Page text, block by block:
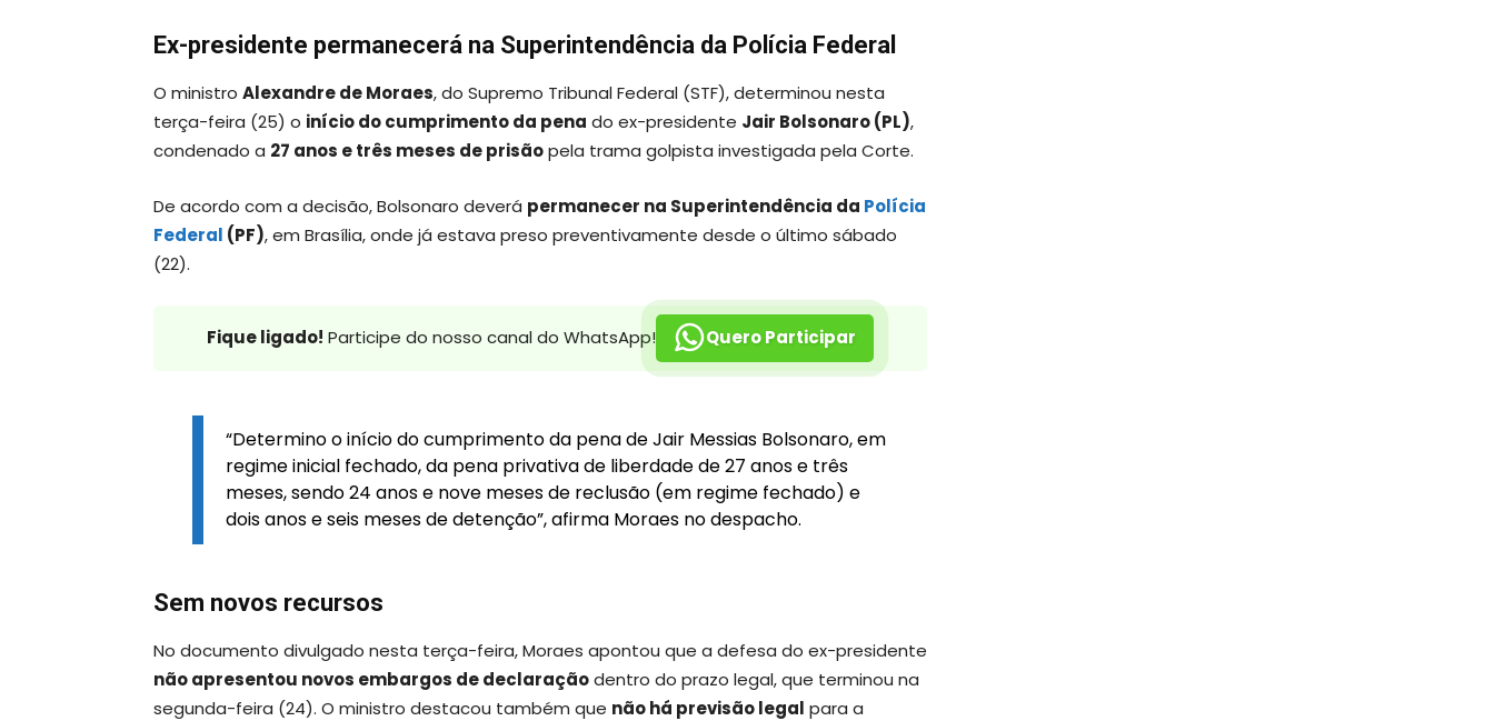
Ex-presidente permanecerá na Superintendência da Polícia Federal
O ministro Alexandre de Moraes, do Supremo Tribunal Federal (STF), determinou nesta
terça-feira (25) o início do cumprimento da pena do ex-presidente Jair Bolsonaro (PL),
condenado a 27 anos e três meses de prisãopela trama golpista investigada pela Corte.
De acordo com a decisão, Bolsonaro deverá permanecer na Superintendência da Polícia
Federal (PF), em Brasília, onde já estava preso preventivamente desde o último sábado
(22).
Fique ligado! Participe do nosso canal do WhatsApp! Quero Participar
“Determino o início do cumprimento da pena de Jair Messias Bolsonaro, em
regime inicial fechado, da pena privativa de liberdade de 27 anos e três
meses, sendo 24 anos e nove meses de reclusão (em regime fechado) e
dois anos e seis meses de detenção”, afirma Moraes no despacho.
Sem novos recursos
No documento divulgado nesta terça-feira, Moraes apontou que a defesa do ex-presidente
não apresentou novos embargos de declaraçãodentro do prazo legal, que terminou na
segunda-feira (24). O ministro destacou também que não há previsão legal para a